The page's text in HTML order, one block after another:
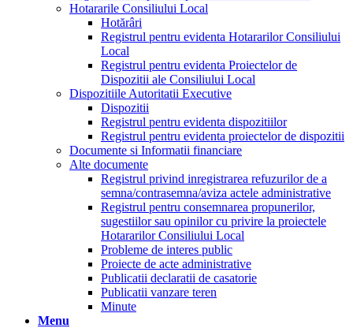
Hotararile Consiliului Local
Hotărâri
Registrul pentru evidenta Hotararilor Consiliului
Local
Registrul pentru evidenta Proiectelor de
Dispozitii ale Consiliului Local
Dispozitiile Autoritatii Executive
Dispozitii
Registrul pentru evidenta dispozitiilor
Registrul pentru evidenta proiectelor de dispozitii
Documente si Informatii financiare
Alte documente
Registrul privind inregistrarea refuzurilor de a
semna/contrasemna/aviza actele administrative
Registrul pentru consemnarea propunerilor,
sugestiilor sau opinilor cu privire la proiectele
Hotararilor Consiliului Local
Probleme de interes public
Proiecte de acte administrative
Publicatii declaratii de casatorie
Publicatii vanzare teren
Minute
Menu